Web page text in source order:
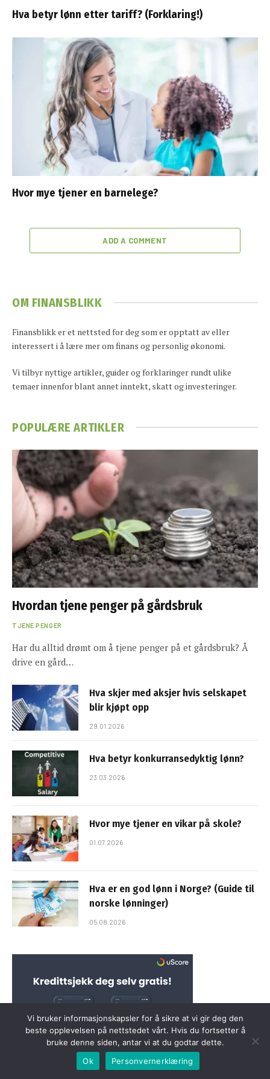
Hva betyr lønn etter tariff? (Forklaring!)
Hvor mye tjener en barnelege?
ADD A COMMENT
OM FINANSBLIKK
Finansblikk er et nettsted for deg som er opptatt av eller
interessert i å lære mer om finans og personlig økonomi.
Vi tilbyr nyttige artikler, guider og forklaringer rundt ulike
temaer innenfor blant annet inntekt, skatt og investeringer.
POPULÆRE ARTIKLER
Hvordan tjene penger på gårdsbruk
TJENE PENGER
Har du alltid drømt om å tjene penger på et gårdsbruk? Å
drive en gård…
Hva skjer med aksjer hvis selskapet
blir kjøpt opp
29.01.2026
Hva betyr konkurransedyktig lønn?
23.03.2026
Hvor mye tjener en vikar på skole?
01.07.2026
Hva er en god lønn i Norge? (Guide til
norske lønninger)
05.08.2026
Vi bruker informasjonskapsler for å sikre at vi gir deg den
beste opplevelsen på nettstedet vårt. Hvis du fortsetter å
bruke denne siden, antar vi at du godtar dette.
Ok
Personvernerklæring